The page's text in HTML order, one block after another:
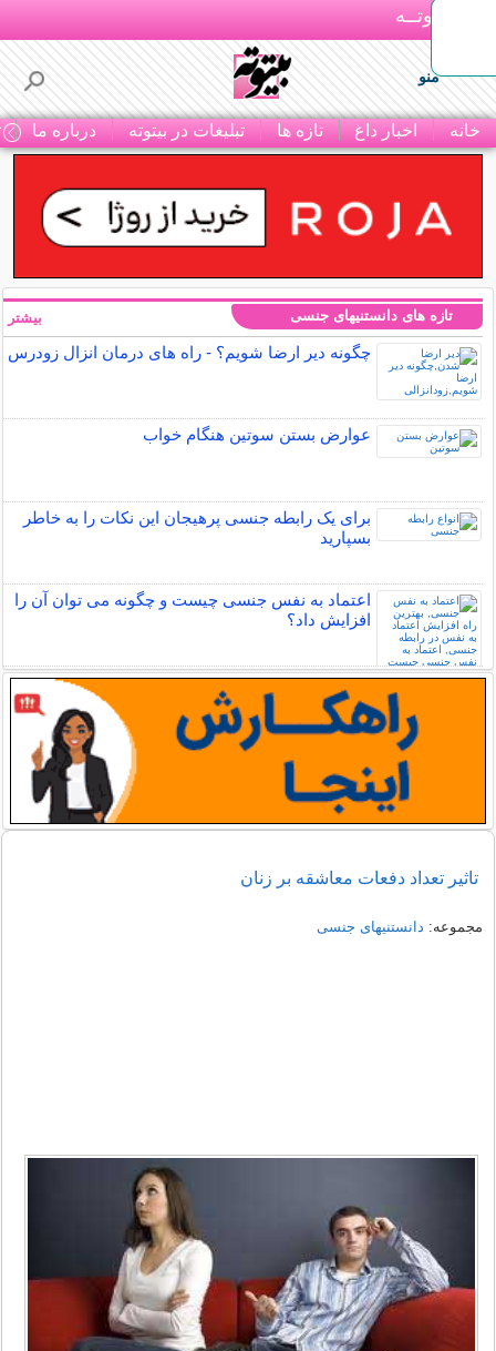
بـیتوتــه
منو
خانه اخبار داغ تازه ها تبلیغات در بیتوته درباره ما
تازه های دانستنیهای جنسی
چگونه دیر ارضا شویم؟ - راه های درمان انزال زودرس
عوارض بستن سوتین هنگام خواب
برای یک رابطه جنسی پرهیجان این نکات را به خاطر
بسپارید
اعتماد به نفس جنسی چیست و چگونه می توان آن را
افزایش داد؟
بیشتر
تاثیر تعداد دفعات معاشقه بر زنان
مجموعه: دانستنیهای جنسی